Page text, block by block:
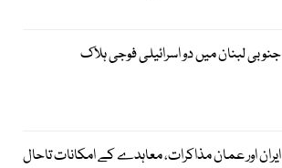
جنوبی لبنان میں دو اسرائیلی فوجی ہلاک
ایران اور عمان مذاکرات، معاہدے کے امکانات تاحال